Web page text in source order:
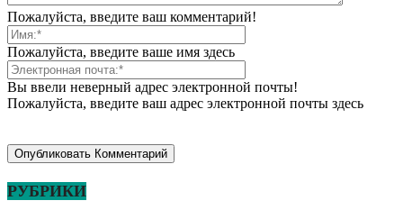
Пожалуйста, введите ваш комментарий!
Пожалуйста, введите ваше имя здесь
Вы ввели неверный адрес электронной почты!
Пожалуйста, введите ваш адрес электронной почты здесь
РУБРИКИ